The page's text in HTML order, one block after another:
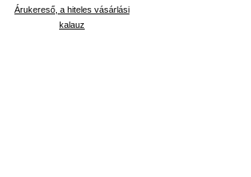
Árukereső, a hiteles vásárlási
kalauz